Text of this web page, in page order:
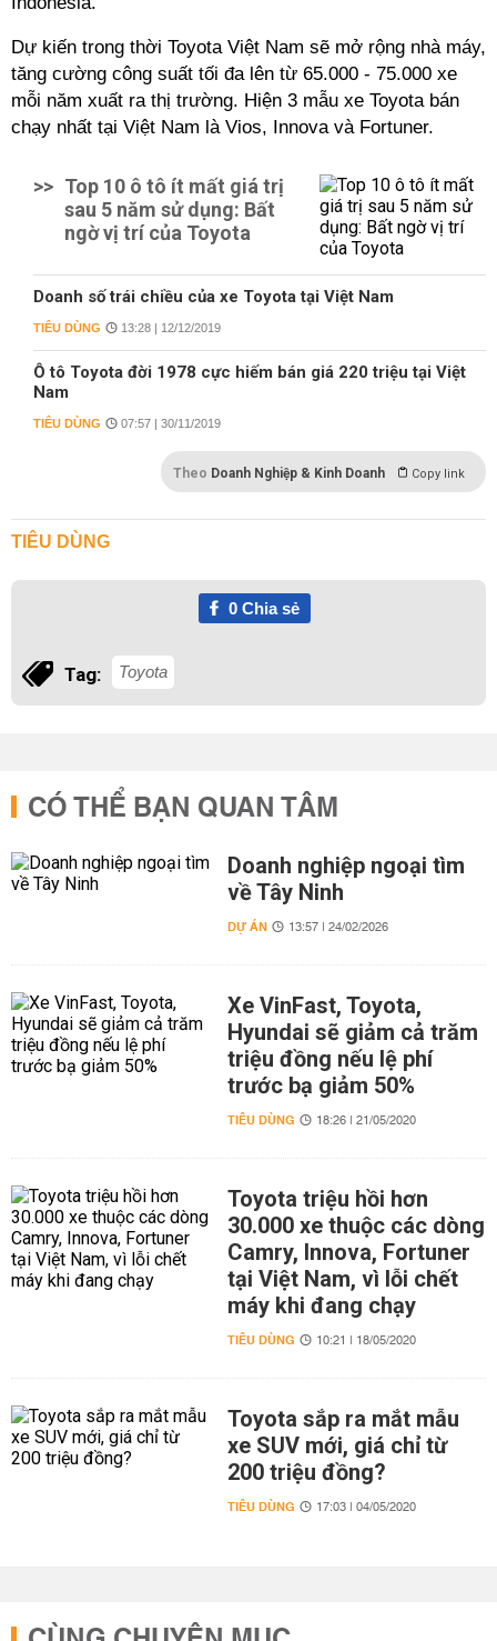
Dự kiến trong thời ToyotaViệt Nam sẽ mở rộng nhà máy,
tăng cường công suất tối đa lên từ 65.000 - 75.000 xe
mỗi năm xuất ra thị trường. Hiện 3 mẫu xe Toyotabán
chạy nhất tại Việt Nam là Vios, Innova và Fortuner.
>> Top 10 ô tô ít mất giá trị
sau 5 năm sử dụng: Bất
ngờ vị trí của Toyota
Doanh số trái chiều của xe Toyota tại Việt Nam
TIÊU DÙNG 13:28 | 12/12/2019
Ô tô Toyota đời 1978 cực hiếm bán giá 220 triệu tại Việt
Nam
TIÊU DÙNG 07:57 | 30/11/2019
Theo Doanh Nghiệp & Kinh Doanh Copy link
TIÊU DÙNG
0Chia sẻ
Tag: Toyota
CÓ THỂ BẠN QUAN TÂM
Doanh nghiệp ngoại tìm
về Tây Ninh
DỰ ÁN 13:57 | 24/02/2026
Xe VinFast, Toyota,
Hyundai sẽ giảm cả trăm
triệu đồng nếu lệ phí
trước bạ giảm 50%
TIÊU DÙNG 18:26 | 21/05/2020
Toyota triệu hồi hơn
30.000 xe thuộc các dòng
Camry, Innova, Fortuner
tại Việt Nam, vì lỗi chết
máy khi đang chạy
TIÊU DÙNG 10:21 | 18/05/2020
Toyota sắp ra mắt mẫu
xe SUV mới, giá chỉ từ
200 triệu đồng?
TIÊU DÙNG 17:03 | 04/05/2020